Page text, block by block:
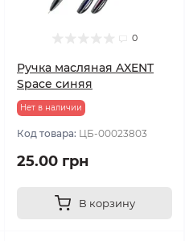
0
Ручка масляная AXENT
Space синяя
Нет в наличии
Код товара: ЦБ-00023803
25.00 грн
В корзину